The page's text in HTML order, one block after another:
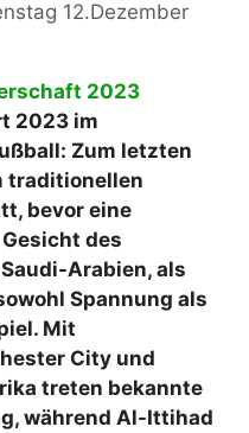
12.Dezember
2023
2023 im
Zum letzten
traditionellen
bevor eine
des
Arabien, als
Spannung als
Mit
City und
treten bekannte
während Al-Ittihad